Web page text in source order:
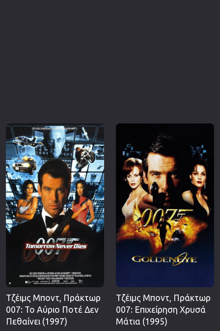
Τζέιμς Μποντ, Πράκτωρ
007: Το Αύριο Ποτέ Δεν
Πεθαίνει (1997)
Τζέιμς Μποντ, Πράκτωρ
007: Επιχείρηση Χρυσά
Μάτια (1995)